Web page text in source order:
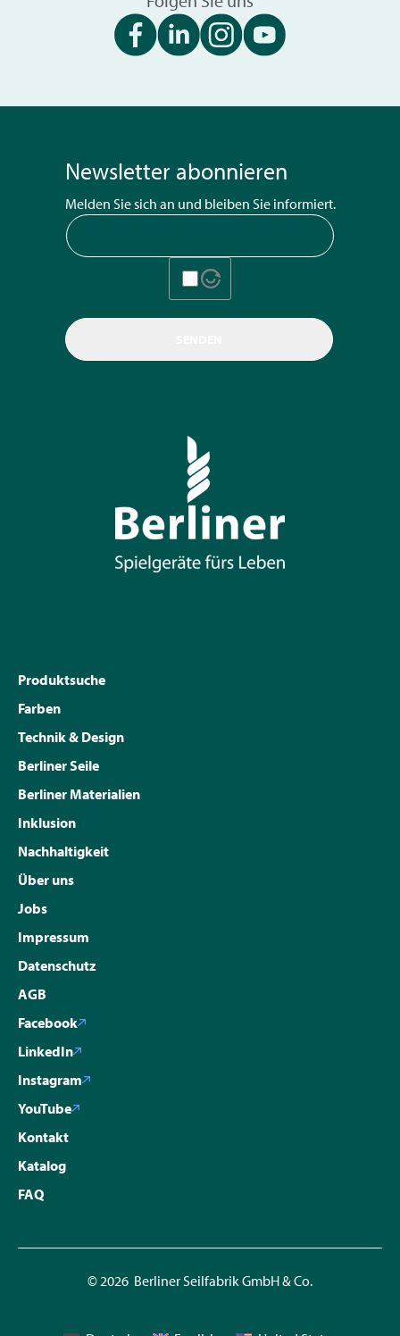
Newsletter abonnieren
Melden Sie sich an und bleiben Sie informiert.
Produktsuche
Farben
Technik & Design
Berliner Seile
Berliner Materialien
Inklusion
Nachhaltigkeit
Über uns
Jobs
Impressum
Datenschutz
AGB
Facebook
LinkedIn
Instagram
YouTube
Kontakt
Katalog
FAQ
© 2026 Berliner Seilfabrik GmbH & Co.